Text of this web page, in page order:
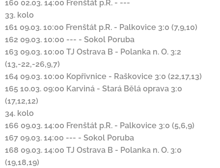
160 02.03. 14:00 Frenštát p.R. - ---
33. kolo
161 09.03. 10:00 Frenštát p.R. - Palkovice 3:0 (7,9,10)
162 09.03. 10:00 --- - Sokol Poruba
163 09.03. 10:00 TJ Ostrava B - Polanka n. O. 3:2
(13,-22,-26,9,7)
164 09.03. 10:00 Kopřivnice - Raškovice 3:0 (22,17,13)
165 10.03. 09:00 Karviná - Stará Bělá oprava 3:0
(17,12,12)
34. kolo
166 09.03. 14:00 Frenštát p.R. - Palkovice 3:0 (5,6,9)
167 09.03. 14:00 --- - Sokol Poruba
168 09.03. 14:00 TJ Ostrava B - Polanka n. O. 3:0
(19,18,19)